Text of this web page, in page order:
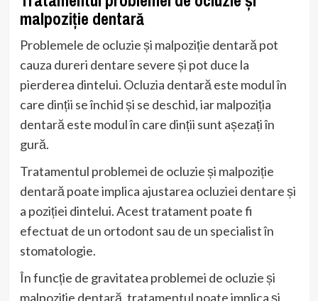
malpoziție dentară
Problemele de ocluzie și malpoziție dentară pot
cauza dureri dentare severe și pot duce la
pierderea dintelui. Ocluzia dentară este modul în
care dinții se închid și se deschid, iar malpoziția
dentară este modul în care dinții sunt așezați în
gură.
Tratamentul problemei de ocluzie și malpoziție
dentară poate implica ajustarea ocluziei dentare și
a poziției dintelui. Acest tratament poate fi
efectuat de un ortodont sau de un specialist în
stomatologie.
În funcție de gravitatea problemei de ocluzie și
malpoziție dentară, tratamentul poate implica și